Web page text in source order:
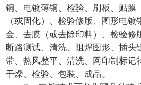
铜、电镀薄铜、检验、刷板、贴膜
（或固化）、检验修版、图形电
金、去膜（或去除印料）、检验修
断路测试、清洗、阻焊图形、插头
带、热风整平、清洗、网印制标记
干燥、检验、包装、成品。